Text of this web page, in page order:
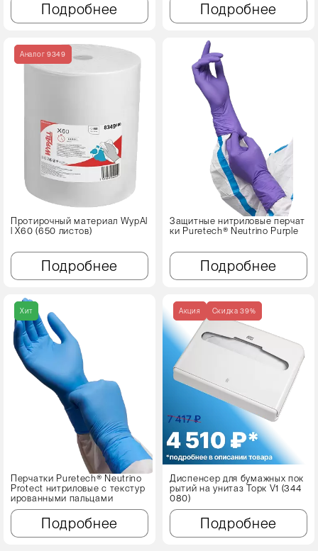
Подробнее Подробнее
Аналог 9349
Протирочный материал WypAl
l X60 (650 листов)
Подробнее
Защитные нитриловые перчат
ки Puretech® Neutrino Purple
Подробнее
Хит
Перчатки Puretech® Neutrino
Protect нитриловые с текстур
ированными пальцами
Подробнее
Акция Cкидка 39%
Диспенсер для бумажных пок
рытий на унитаз Торк V1 (344
080)
Подробнее